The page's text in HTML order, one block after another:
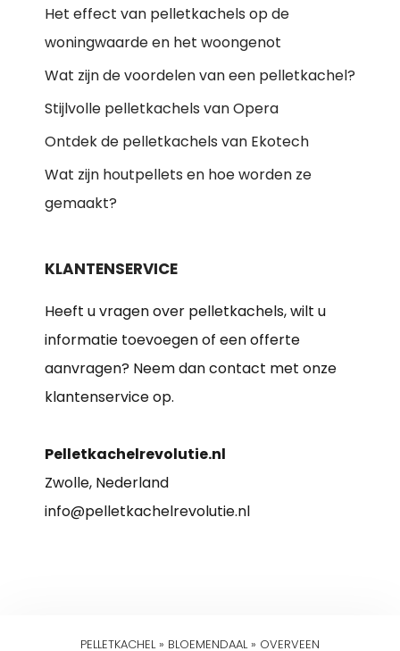
Het effect van pelletkachels op de
woningwaarde en het woongenot
Wat zijn de voordelen van een pelletkachel?
Stijlvolle pelletkachels van Opera
Ontdek de pelletkachels van Ekotech
Wat zijn houtpellets en hoe worden ze
gemaakt?
KLANTENSERVICE
Heeft u vragen over pelletkachels, wilt u
informatie toevoegen of een offerte
aanvragen? Neem dan contact met onze
klantenservice op.
Pelletkachelrevolutie.nl
Zwolle, Nederland
info@pelletkachelrevolutie.nl
PELLETKACHEL» BLOEMENDAAL» OVERVEEN